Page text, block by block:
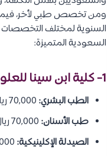
ومن تخصص طبي لأخر، فيما
السنوية لمختلف التخصصات
السعودية المتميزة:
1- كلية ابن سينا للعلوم الطبية:
الطب البشري:
طب الأسنان:
الصيدلة الإكلينيكية: 60,000